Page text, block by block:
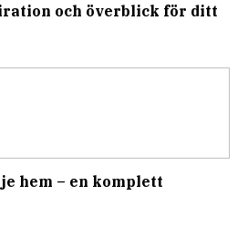
och överblick för ditt
hem – en komplett